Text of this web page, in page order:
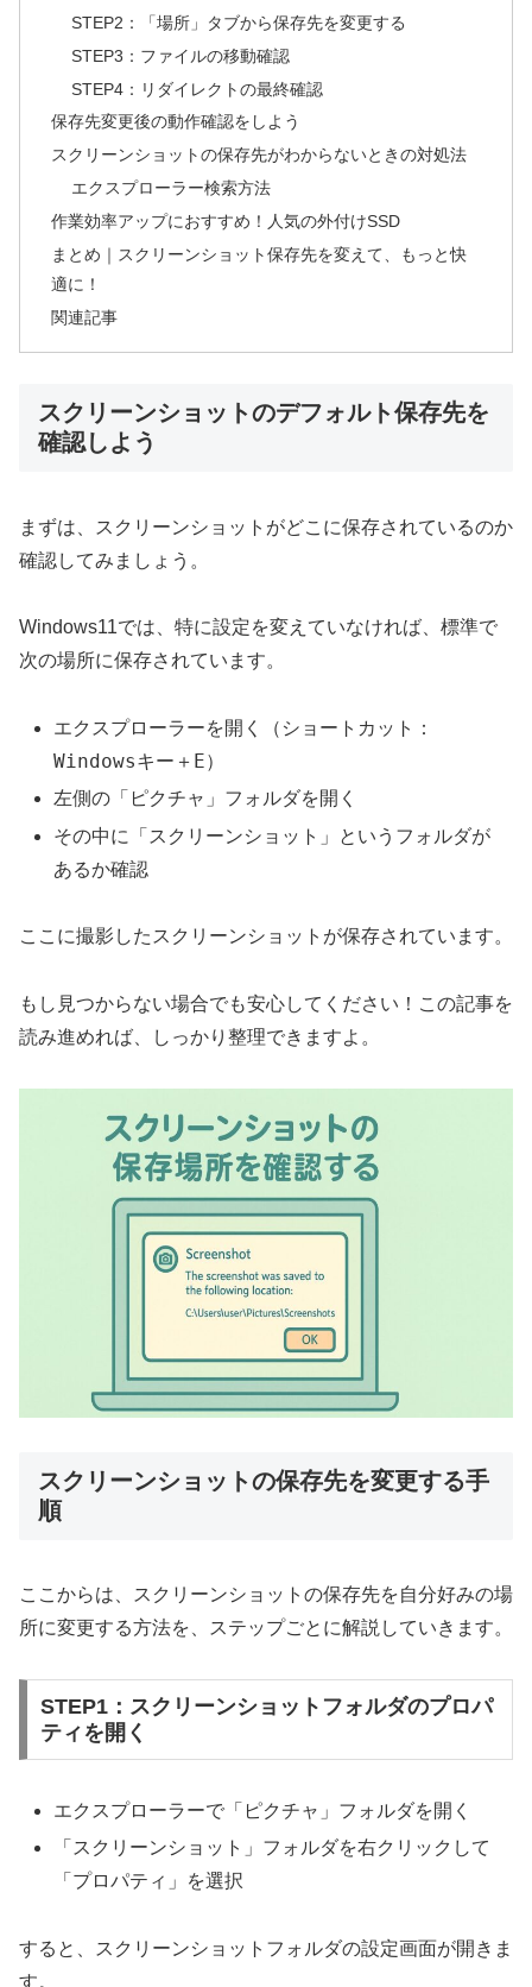
STEP2：「場所」タブから保存先を変更する
STEP3：ファイルの移動確認
STEP4：リダイレクトの最終確認
保存先変更後の動作確認をしよう
スクリーンショットの保存先がわからないときの対処法
エクスプローラー検索方法
作業効率アップにおすすめ！人気の外付けSSD
まとめ｜スクリーンショット保存先を変えて、もっと快
適に！
関連記事
スクリーンショットのデフォルト保存先を
確認しよう
まずは、スクリーンショットがどこに保存されているのか
確認してみましょう。
Windows11では、特に設定を変えていなければ、標準で
次の場所に保存されています。
エクスプローラーを開く（ショートカット：
Windowsキー＋E）
左側の「ピクチャ」フォルダを開く
その中に「スクリーンショット」というフォルダが
あるか確認
ここに撮影したスクリーンショットが保存されています。
もし見つからない場合でも安心してください！この記事を
読み進めれば、しっかり整理できますよ。
スクリーンショットの保存先を変更する手
順
ここからは、スクリーンショットの保存先を自分好みの場
所に変更する方法を、ステップごとに解説していきます。
STEP1：スクリーンショットフォルダのプロパ
ティを開く
エクスプローラーで「ピクチャ」フォルダを開く
「スクリーンショット」フォルダを右クリックして
「プロパティ」を選択
すると、スクリーンショットフォルダの設定画面が開きま
す。